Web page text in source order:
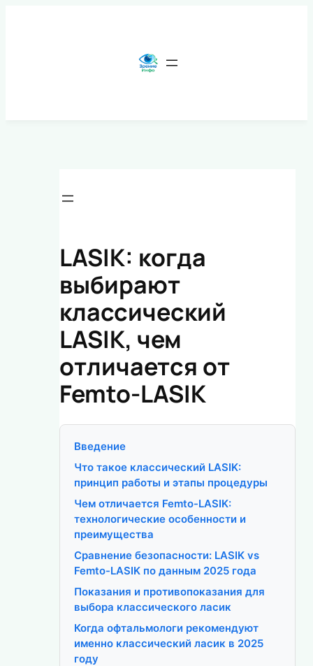
LASIK: когда
выбирают
классический
LASIK, чем
отличается от
Femto-LASIK
Введение
Что такое классический LASIK:
принцип работы и этапы процедуры
Чем отличается Femto-LASIK:
технологические особенности и
преимущества
Сравнение безопасности: LASIK vs
Femto-LASIK по данным 2025 года
Показания и противопоказания для
выбора классического ласик
Когда офтальмологи рекомендуют
именно классический ласик в 2025
году